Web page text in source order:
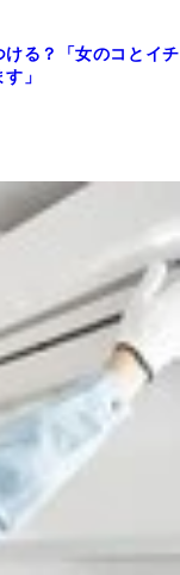
る？「女のコとイチ
」